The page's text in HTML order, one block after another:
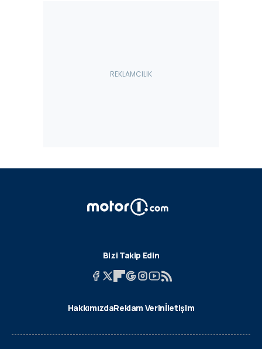
Bizi Takip Edin
HakkımızdaReklam Verinİletişim